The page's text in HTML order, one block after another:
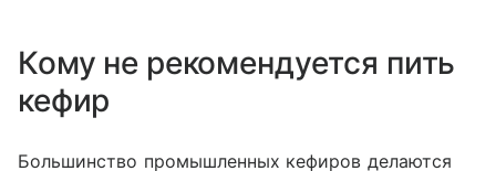
Кому не рекомендуется пить
кефир
Большинство промышленных кефиров делаются